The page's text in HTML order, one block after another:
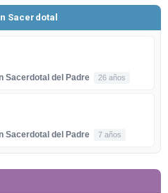
Sacerdotal
Sacerdotal del Padre
26 años
Sacerdotal del Padre
7 años